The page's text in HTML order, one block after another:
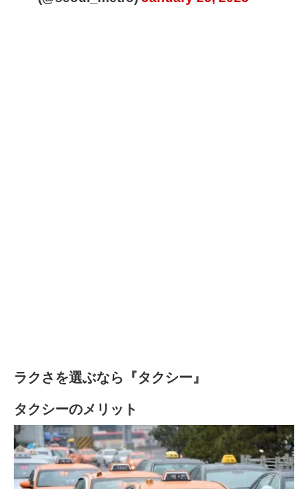
ラクさを選ぶなら『タクシー』
タクシーのメリット